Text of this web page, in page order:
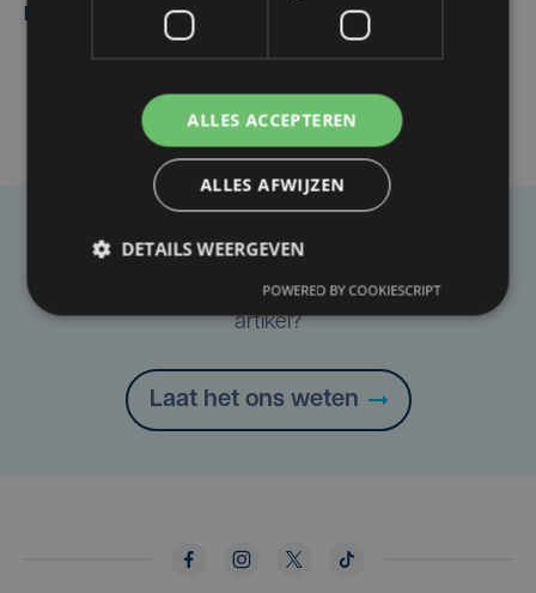
Inspirerende tips in Ik Zomer West-Vlaams
Taalfout opgemerkt?
Heb je een taal- of schrijffout opgemerkt in dit
artikel?
Laat het ons weten
ALLES ACCEPTEREN
ALLES AFWIJZEN
DETAILS WEERGEVEN
POWERED BY COOKIESCRIPT